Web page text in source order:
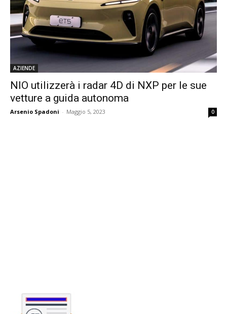
AZIENDE
NIO utilizzerà i radar 4D di NXP per le sue
vetture a guida autonoma
Arsenio Spadoni - Maggio 5, 2023 0